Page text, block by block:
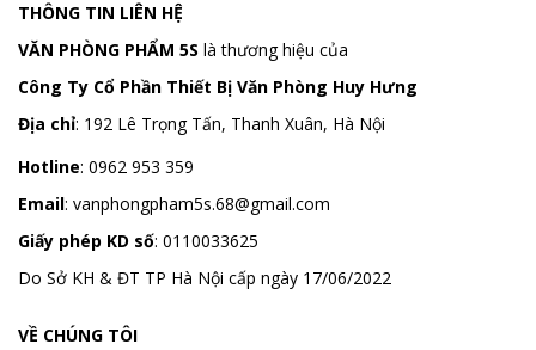
THÔNG TIN LIÊN HỆ
VĂN PHÒNG PHẨM 5S là thương hiệu của
Công Ty Cổ Phần Thiết Bị Văn Phòng Huy Hưng
Địa chỉ: 192 Lê Trọng Tấn, Thanh Xuân, Hà Nội
Hotline: 0962 953 359
Email: vanphongpham5s.68@gmail.com
Giấy phép KD số: 0110033625
Do Sở KH & ĐT TP Hà Nội cấp ngày 17/06/2022
VỀ CHÚNG TÔI